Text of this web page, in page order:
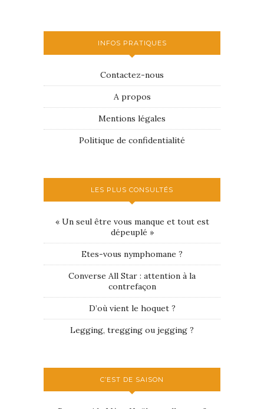
INFOS PRATIQUES
Contactez-nous
A propos
Mentions légales
Politique de confidentialité
LES PLUS CONSULTÉS
« Un seul être vous manque et tout est
dépeuplé »
Etes-vous nymphomane ?
Converse All Star : attention à la
contrefaçon
D’où vient le hoquet ?
Legging, tregging ou jegging ?
C’EST DE SAISON